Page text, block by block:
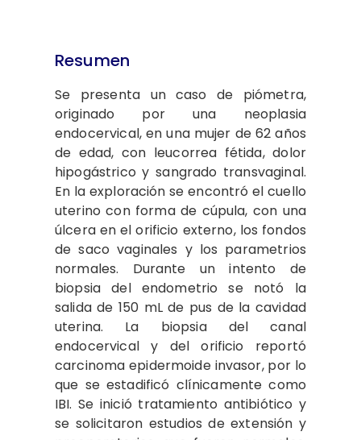
Resumen
Se presenta un caso de piómetra,
originado por una neoplasia
endocervical, en una mujer de 62 años
de edad, con leucorrea fétida, dolor
hipogástrico y sangrado transvaginal.
En la exploración se encontró el cuello
uterino con forma de cúpula, con una
úlcera en el orificio externo, los fondos
de saco vaginales y los parametrios
normales. Durante un intento de
biopsia del endometrio se notó la
salida de 150 mL de pus de la cavidad
uterina. La biopsia del canal
endocervical y del orificio reportó
carcinoma epidermoide invasor, por lo
que se estadificó clínicamente como
IBI. Se inició tratamiento antibiótico y
se solicitaron estudios de extensión y